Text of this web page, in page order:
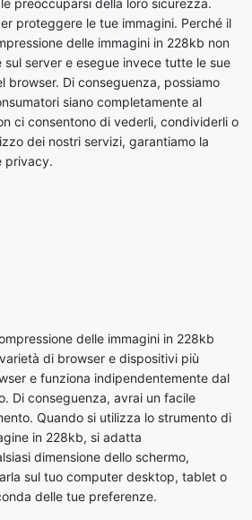
Di conseguenza, possiamo
siano completamente al
ci consentono di vederli, condividerli o
dei nostri servizi, garantiamo la
privacy.
di browser e dispositivi più
e funziona indipendentemente dal
Quando si utilizza lo strumento di
in 228kb, si adatta
dimensione dello schermo,
sul tuo computer desktop, tablet o
delle tue preferenze.